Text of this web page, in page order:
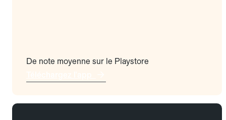
De note moyenne sur le Playstore